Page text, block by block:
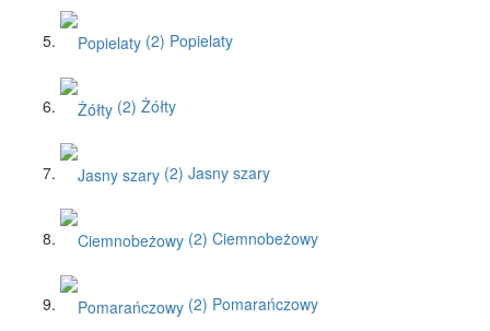
(2) Popielaty
(2) Żółty
(2) Jasny szary
(2) Ciemnobeżowy
(2) Pomarańczowy